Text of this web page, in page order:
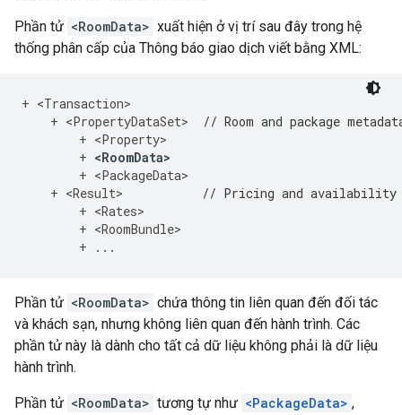
Phần tử <RoomData> xuất hiện ở vị trí sau đây trong hệ
thống phân cấp của Thông báo giao dịch viết bằng XML:
+ <Transaction>
+ <PropertyDataSet>
// Room and package
+ <Property>
+ <RoomData>
+ <PackageData>
+ <Result>
// Pricing and availability
+ <Rates>
+ <RoomBundle>
+
...
Phần tử <RoomData> chứa thông tin liên quan đến đối tác
và khách sạn, nhưng không liên quan đến hành trình. Các
phần tử này là dành cho tất cả dữ liệu không phải là dữ liệu
hành trình.
Phần tử <RoomData> tương tự như <PackageData> ,